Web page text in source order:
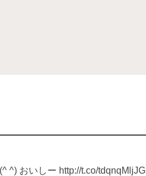
^) おいしー http://t.co/tdqnqMljJG